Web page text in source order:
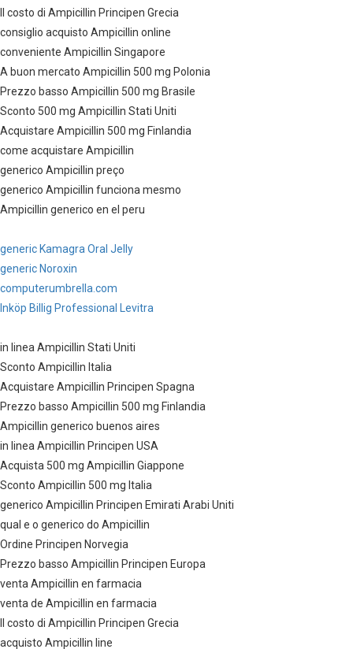
Il costo di Ampicillin Principen Grecia
consiglio acquisto Ampicillin online
conveniente Ampicillin Singapore
A buon mercato Ampicillin 500 mg Polonia
Prezzo basso Ampicillin 500 mg Brasile
Sconto 500 mg Ampicillin Stati Uniti
Acquistare Ampicillin 500 mg Finlandia
come acquistare Ampicillin
generico Ampicillin preço
generico Ampicillin funciona mesmo
Ampicillin generico en el peru
generic Kamagra Oral Jelly
generic Noroxin
computerumbrella.com
Inköp Billig Professional Levitra
in linea Ampicillin Stati Uniti
Sconto Ampicillin Italia
Acquistare Ampicillin Principen Spagna
Prezzo basso Ampicillin 500 mg Finlandia
Ampicillin generico buenos aires
in linea Ampicillin Principen USA
Acquista 500 mg Ampicillin Giappone
Sconto Ampicillin 500 mg Italia
generico Ampicillin Principen Emirati Arabi Uniti
qual e o generico do Ampicillin
Ordine Principen Norvegia
Prezzo basso Ampicillin Principen Europa
venta Ampicillin en farmacia
venta de Ampicillin en farmacia
Il costo di Ampicillin Principen Grecia
acquisto Ampicillin line